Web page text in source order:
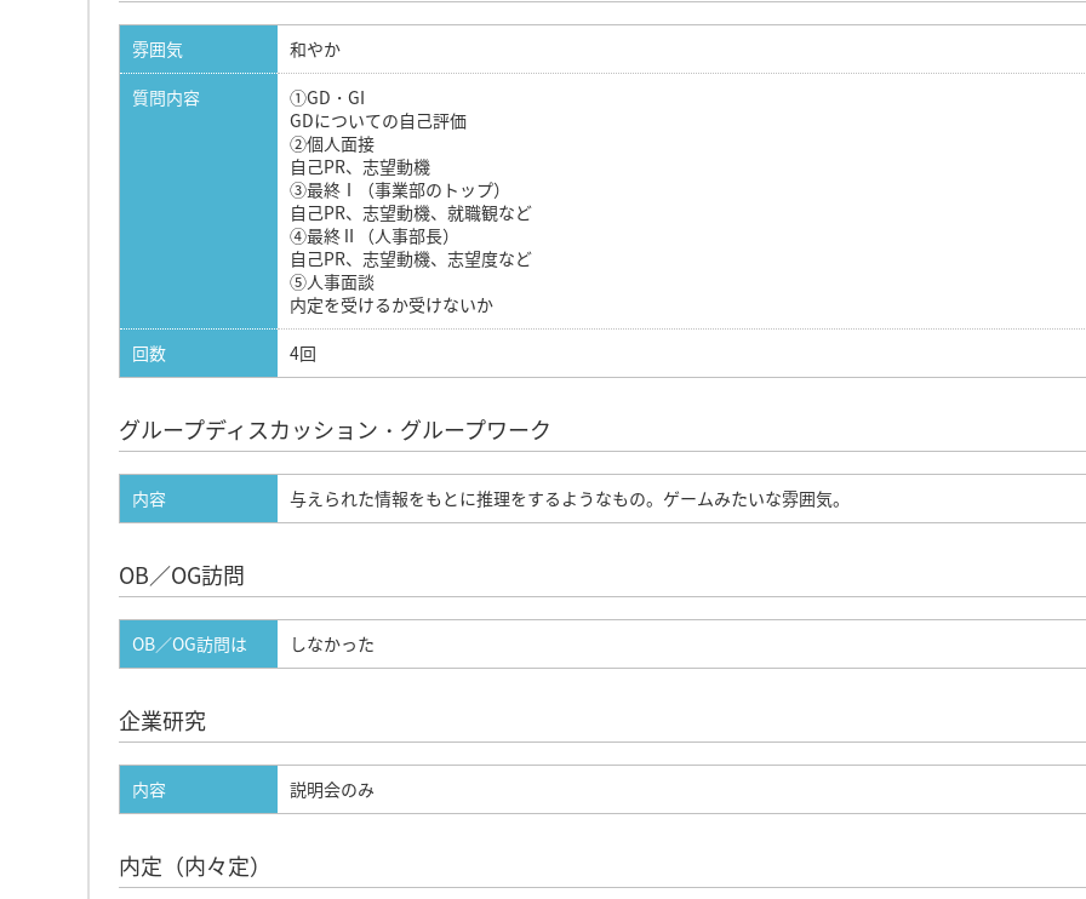
雰囲気
和やか
質問内容
①GD・GI
GDについての自己評価
②個人面接
自己PR、志望動機
③最終Ⅰ（事業部のトップ）
自己PR、志望動機、就職観など
④最終Ⅱ（人事部長）
自己PR、志望動機、志望度など
⑤人事面談
内定を受けるか受けないか
回数
4回
グループディスカッション・グループワーク
内容 与えられた情報をもとに推理をするようなもの。ゲームみたいな雰囲気。
OB／OG訪問
OB／OG訪問は しなかった
企業研究
内容 説明会のみ
内定（内々定）